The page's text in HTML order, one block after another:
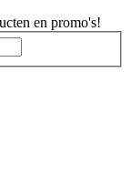
en promo's!